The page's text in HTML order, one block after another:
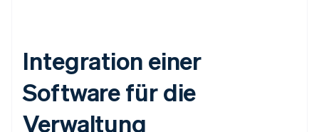
Integration einer
Software für die
Verwaltung